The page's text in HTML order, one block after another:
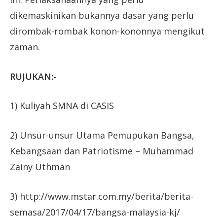
dikemaskinikan bukannya dasar yang perlu
dirombak-rombak konon-kononnya mengikut
zaman.
RUJUKAN:-
1) Kuliyah SMNA di CASIS
2) Unsur-unsur Utama Pemupukan Bangsa,
Kebangsaan dan Patriotisme – Muhammad
Zainy Uthman
3) http://www.mstar.com.my/berita/berita-
semasa/2017/04/17/bangsa-malaysia-kj/